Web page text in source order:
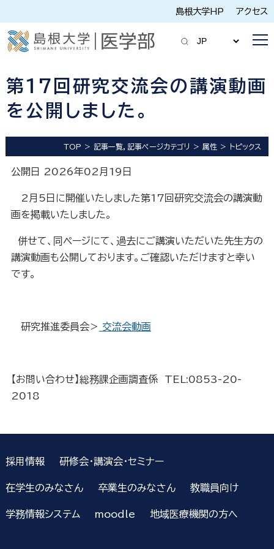
島根大学HP アクセス
第17回研究交流会の講演動画
を公開しました。
TOP 記事一覧，記事ページカテゴリ 属性 トピックス
公開日 2026年02月19日
2月5日に開催いたしました第17回研究交流会の講演動
画を掲載いたしました。
併せて、同ページにて、過去にご講演いただいた先生方の
講演動画も公開しております。ご確認いただけますと幸い
です。
研究推進委員会＞ 交流会動画
【お問い合わせ】総務課企画調査係 TEL:0853-20-
2018
採用情報 研修会・講演会・セミナー
在学生のみなさん 卒業生のみなさん 教職員向け
学務情報システム moodle 地域医療機関の方へ